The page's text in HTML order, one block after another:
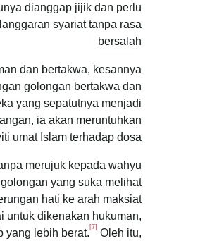
dianggap jijik dan perlu
syariat tanpa rasa
bersalah
dan bertakwa, kesannya
golongan bertakwa dan
yang sepatutnya menjadi
ia akan meruntuhkan
umat Islam terhadap dosa.
merujuk kepada wahyu
yang suka melihat
hati ke arah maksiat
untuk dikenakan hukuman,
yang lebih berat. [7] Oleh itu,